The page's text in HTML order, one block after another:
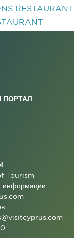
RESTAURANT
ПОРТАЛ
Tourism
информации: